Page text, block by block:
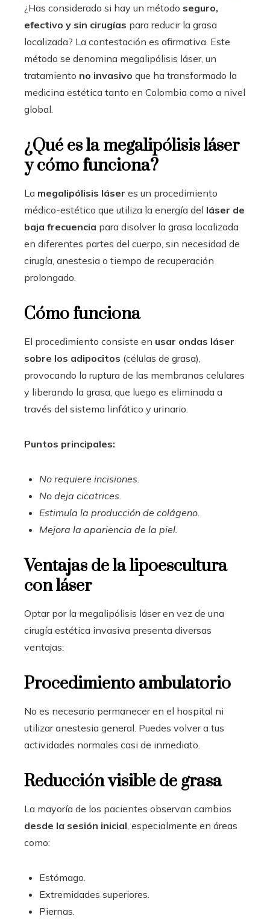
¿Has considerado si hay un método seguro,
efectivo y sin cirugías para reducir la grasa
localizada? La contestación es afirmativa. Este
método se denomina megalipólisis láser, un
tratamiento no invasivo que ha transformado la
medicina estética tanto en Colombia como a nivel
global.
¿Qué es la megalipólisis láser
y cómo funciona?
La megalipólisis láser es un procedimiento
médico-estético que utiliza la energía del láser de
baja frecuencia para disolver la grasa localizada
en diferentes partes del cuerpo, sin necesidad de
cirugía, anestesia o tiempo de recuperación
prolongado.
Cómo funciona
El procedimiento consiste en usar ondas láser
sobre los adipocitos (células de grasa),
provocando la ruptura de las membranas celulares
y liberando la grasa, que luego es eliminada a
través del sistema linfático y urinario.
Puntos principales:
No requiere incisiones.
No deja cicatrices.
Estimula la producción de colágeno.
Mejora la apariencia de la piel.
Ventajas de la lipoescultura
con láser
Optar por la megalipólisis láser en vez de una
cirugía estética invasiva presenta diversas
ventajas:
Procedimiento ambulatorio
No es necesario permanecer en el hospital ni
utilizar anestesia general. Puedes volver a tus
actividades normales casi de inmediato.
Reducción visible de grasa
La mayoría de los pacientes observan cambios
desde la sesión inicial , especialmente en áreas
como:
Estómago.
Extremidades superiores.
Piernas.